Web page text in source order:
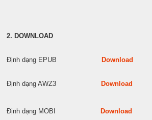
2. DOWNLOAD
Định dạng EPUBDownload
Định dạng AWZ3Download
Định dạng MOBIDownload